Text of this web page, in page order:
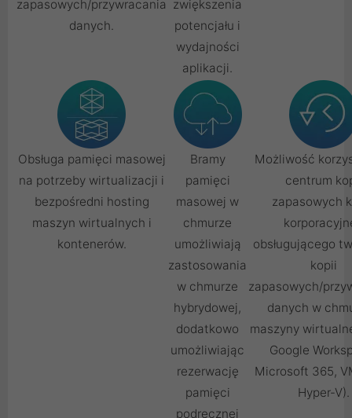
zapasowych/przywracania
danych.
zwiększenia
potencjału i
wydajności
aplikacji.
Obsługa pamięci masowej
na potrzeby wirtualizacji i
bezpośredni hosting
maszyn wirtualnych i
kontenerów.
Bramy
pamięci
masowej w
chmurze
umożliwiają
zastosowania
w chmurze
hybrydowej,
dodatkowo
umożliwiając
rezerwację
pamięci
podręcznej
Możliwość
centrum
zapasowych
obsługującego
kopii
zapasowych/
danych w
maszyny
Google
Microsoft 365,
Hyper-V).